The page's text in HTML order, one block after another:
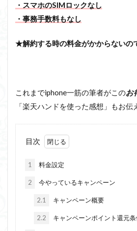
・スマホのSIMロックなし
・事務手数料もなし
★解約する時の料金がかからないの
これまでiphone一筋の筆者がこのお
「楽天ハンドを使った感想」もお伝
目次
1 料金設定
2 今やっているキャンペーン
2.1 キャンペーン概要
2.2 キャンペーンポイント還元